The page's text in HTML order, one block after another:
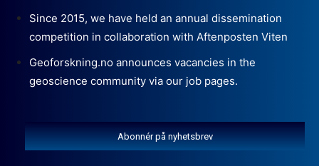
Since 2015, we have held an annual dissemination
competition in collaboration with Aftenposten Viten
Geoforskning.no announces vacancies in the
geoscience community via our job pages.
Abonnér på nyhetsbrev